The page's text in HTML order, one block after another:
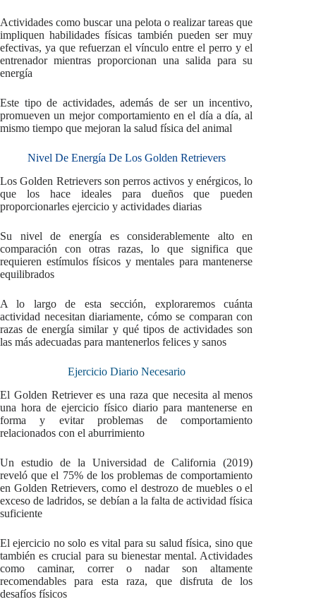
Actividades como buscar una pelota o realizar tareas que
impliquen habilidades físicas también pueden ser muy
efectivas, ya que refuerzan el vínculo entre el perro y el
entrenador mientras proporcionan una salida para su
energía
Este tipo de actividades, además de ser un incentivo,
promueven un mejor comportamiento en el día a día, al
mismo tiempo que mejoran la salud física del animal
Nivel De Energía De Los Golden Retrievers
Los Golden Retrievers son perros activos y enérgicos, lo
que los hace ideales para dueños que pueden
proporcionarles ejercicio y actividades diarias
Su nivel de energía es considerablemente alto en
comparación con otras razas, lo que significa que
requieren estímulos físicos y mentales para mantenerse
equilibrados
A lo largo de esta sección, exploraremos cuánta
actividad necesitan diariamente, cómo se comparan con
razas de energía similar y qué tipos de actividades son
las más adecuadas para mantenerlos felices y sanos
Ejercicio Diario Necesario
El Golden Retriever es una raza que necesita al menos
una hora de ejercicio físico diario para mantenerse en
forma y evitar problemas de comportamiento
relacionados con el aburrimiento
Un estudio de la Universidad de California (2019)
reveló que el 75% de los problemas de comportamiento
en Golden Retrievers, como el destrozo de muebles o el
exceso de ladridos, se debían a la falta de actividad física
suficiente
El ejercicio no solo es vital para su salud física, sino que
también es crucial para su bienestar mental. Actividades
como caminar, correr o nadar son altamente
recomendables para esta raza, que disfruta de los
desafíos físicos